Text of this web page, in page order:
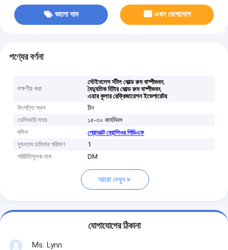
ভালো দাম এখন যোগাযোগ
পণ্যের বর্ণনা
লক্ষণীয় করা
স্টেইনলেস স্টীল কোল্ড রুম বাষ্পীভবন,
বৈদ্যুতিক হিটার কোল্ড রুম বাষ্পীভবন,
এয়ার কুলার রেফ্রিজারেশন ইভেপারেটর
উৎপত্তি স্থল
চীন
ডেলিভারি সময়
১৫-৩০ কার্যদিবস
দলিল
প্রোডাক্ট ব্রোশিওর পিডিএফ
ন্যূনতম চাহিদার পরিমাণ
1
পরিচিতিমুলক নাম
DM
আরো দেখুন
যোগাযোগের ঠিকানা
Ms. Lynn